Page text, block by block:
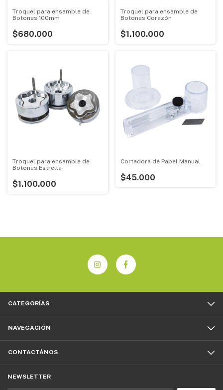
Troquel para ensamble de
Botones 100mm
$680.000
Troquel para ensamble de
Botones Corazón
$1.100.000
Troquel para ensamble de
Botones Estrella
$1.100.000
Cortadora de Papel Manual
$45.000
CATEGORÍAS
NAVEGACIÓN
CONTACTÁNOS
NEWSLETTER